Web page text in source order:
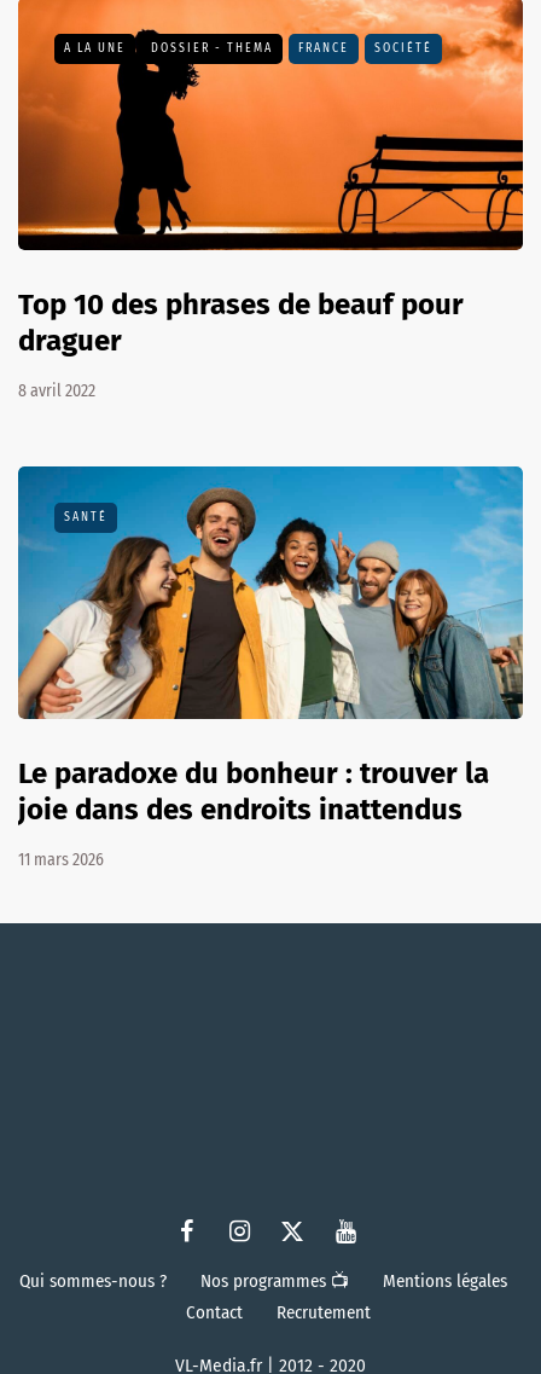
A LA UNE DOSSIER - THEMA FRANCE SOCIÉTÉ
Top 10 des phrases de beauf pour
draguer
8 avril 2022
SANTÉ
Le paradoxe du bonheur : trouver la
joie dans des endroits inattendus
11 mars 2026
Qui sommes-nous ? Nos programmes 📺
Mentions légales
Contact
Recrutement
VL-Media.fr | 2012 - 2020